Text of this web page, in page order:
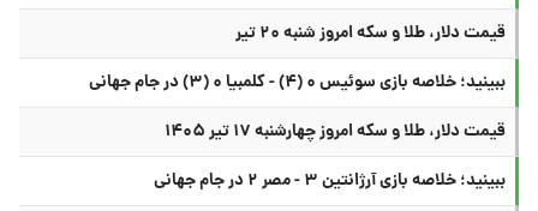
قیمت دلار، طلا و سکه امروز شنبه ۲۰ تیر
ببینید؛ خلاصه بازی سوئیس ۰ (۴) - کلمبیا ۰ (۳) در جام جهانی
قیمت دلار، طلا و سکه امروز چهارشنبه ۱۷ تیر ۱۴۰۵
ببینید؛ خلاصه بازی آرژانتین ۳ - مصر ۲ در جام جهانی